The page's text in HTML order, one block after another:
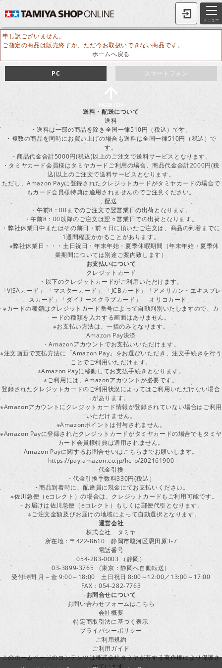
メニュー
申し訳ございません。
ご指定の商品は販売終了か、ただ今お取扱いできない商品です。
ホームへ戻る
スマートフォン
PC
送料・配送について
送料
・送料は一部の商品を除き全国一律510円（税込）です。
・複数の商品を同時にお買い上げの場合も送料は全国一律510円（税込）で
す。
・商品代金合計5000円(税込)以上のご注文で送料サービスとなります。
・タミヤカード会員様はタミヤカードご利用の場合、商品代金合計2000円(税
込)以上のご注文で送料サービスとなります。
ただし、Amazon Payに登録されたクレジットカードがタミヤカードの場合で
もカード会員様特典は適用されませんのでご注意ください。
配送
・午前8：00までのご注文で翌営業日の出荷となります。
・午前8：00以降のご注文は翌々営業日での出荷となります。
・弊社休業日中またはその前日・前々日に頂いたご注文は、商品の到着までに
1週間程度かかることがあります。
※弊社休業日・・・土日祝日・年末年始・夏季休暇期間（年末年始・夏季休
業期間については別途ご案内致します）
お支払いについて
クレジットカード
・以下のクレジットカードがご利用いただけます。
「VISAカード」 「マスターカード」 「JCBカード」「アメリカン・エキスプレ
スカード」「ダイナースクラブカード」 「オリコカード」
※カードの種類はクレジットカード番号によって自動判別いたしますので、カ
ードの種類を入力する画面はありません。
※お支払い方法は、一括のみとなります。
Amazon Pay決済
・Amazonアカウントでお支払いいただけます。
※注文画面で支払方法に「Amazon Pay」をお選びいただき、注文手続きを行う
ことでご利用いただけます。
※Amazon Payに移動してお支払手続きとなります。
※ご利用には、Amazonアカウントが必要です。
登録されたクレジットカードのご利用状況によってはご利用いただけない場合
があります。
※Amazonアカウントにクレジットカード情報が登録されていない場合はご利用
いただけません。
※Amazonポイントは付与されません。
※Amazon Payに登録されたクレジットカードがタミヤカードの場合でもタミヤ
カード会員様特典は適用されません。
Amazon Payに関するお問合せいはこちらまでお願いします。
https://pay.amazon.co.jp/help/202161900
代金引換
・代金引換手数料330円(税込）
・商品到着時に、配達員に現金にてお支払いください。
※佐川急便（eコレクト）の場合は、クレジットカードもご利用可能です。
・お届けは佐川急便（eコレクト）もしくは郵便代引となります。
※ご注文金額及びお届けの地域によって自動選択となります。
運営会社
株式会社 タミヤ
所在地：〒422-8610 静岡市駿河区恩田原3-7
電話番号
054-283-0003 （静岡）
03-3899-3765 （東京：静岡へ自動転送）
受付時間 月～金 9:00～18:00 土日祝日 8:00～12:00／13:00～17:00
FAX：054-282-7763
お問合せについて
お問い合わせフォームはこちら
会社概要
特定商取引法に基づく表示
プライバシーポリシー
ご利用規約
ご利用ガイド
このホームページのコンテンツは株式会社タミヤが有する著作権により保護さ
れています。